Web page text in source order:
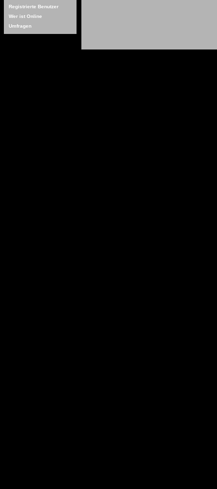
Registrierte Benutzer
Wer ist Online
Umfragen